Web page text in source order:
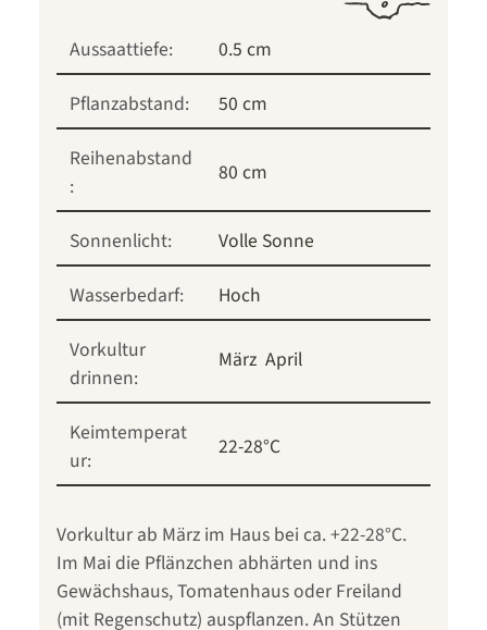
Aussaattiefe:
0.5 cm
Pflanzabstand:
50 cm
Reihenabstand
:
80 cm
Sonnenlicht:
Volle Sonne
Wasserbedarf:
Hoch
Vorkultur
drinnen:
März April
Keimtemperat
ur:
22-28°C
Vorkultur ab März im Haus bei ca. +22-28°C.
Im Mai die Pflänzchen abhärten und ins
Gewächshaus, Tomatenhaus oder Freiland
(mit Regenschutz) auspflanzen. An Stützen